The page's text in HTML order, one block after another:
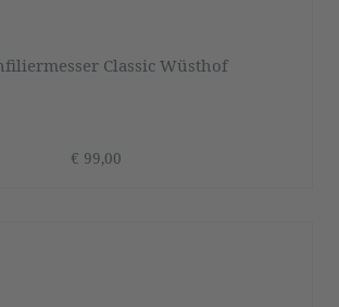
Classic Wüsthof
€ 99,00